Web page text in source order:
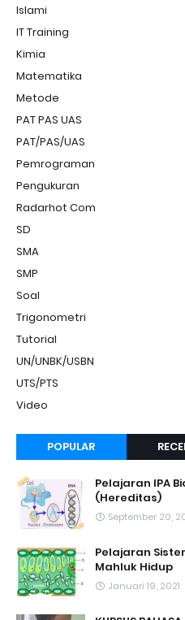
Islami
IT Training
Kimia
Matematika
Metode
PAT PAS UAS
PAT/PAS/UAS
Pemrograman
Pengukuran
Radarhot Com
SD
SMA
SMP
Soal
Trigonometri
Tutorial
UN/UNBK/USBN
UTS/PTS
Video
POPULAR
Pelajaran IPA
(Hereditas)
September 20,
Pelajaran
Mahluk Hidup
Januari 19, 2021